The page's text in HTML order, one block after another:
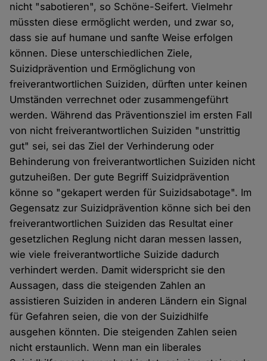
nicht "sabotieren", so Schöne-Seifert. Vielmehr
müssten diese ermöglicht werden, und zwar so,
dass sie auf humane und sanfte Weise erfolgen
können. Diese unterschiedlichen Ziele,
Suizidprävention und Ermöglichung von
freiverantwortlichen Suiziden, dürften unter keinen
Umständen verrechnet oder zusammengeführt
werden. Während das Präventionsziel im ersten Fall
von nicht freiverantwortlichen Suiziden "unstrittig
gut" sei, sei das Ziel der Verhinderung oder
Behinderung von freiverantwortlichen Suiziden nicht
gutzuheißen. Der gute Begriff Suizidprävention
könne so "gekapert werden für Suizidsabotage". Im
Gegensatz zur Suizidprävention könne sich bei den
freiverantwortlichen Suiziden das Resultat einer
gesetzlichen Reglung nicht daran messen lassen,
wie viele freiverantwortliche Suizide dadurch
verhindert werden. Damit widerspricht sie den
Aussagen, dass die steigenden Zahlen an
assistieren Suiziden in anderen Ländern ein Signal
für Gefahren seien, die von der Suizidhilfe
ausgehen könnten. Die steigenden Zahlen seien
nicht erstaunlich. Wenn man ein liberales